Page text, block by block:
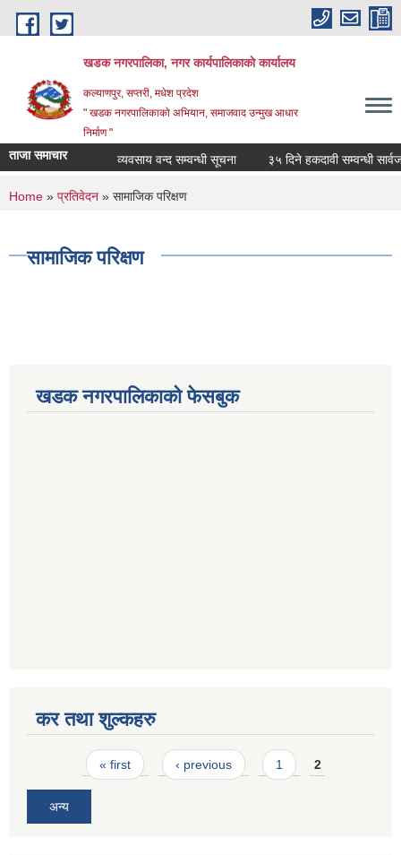
Skip to main content
खडक नगरपालिका, नगर कार्यपालिकाकाे कार्यालय
कल्याणपुर, सप्तरी, मधेश प्रदेश
" खडक नगरपालिकाको अभियान, समाजवाद उन्मुख आधार
निर्माण "
ताजा समाचार व्यवसाय वन्द सम्वन्धी सूचना ३५ दिने हकदावी सम्वन्धी
You are here
Home » प्रतिवेदन » सामाजिक परिक्षण
सामाजिक परिक्षण
खडक नगरपालिकाको फेसबुक
कर तथा शुल्कहरु
Pages« first ‹ previous 1 2
अन्य